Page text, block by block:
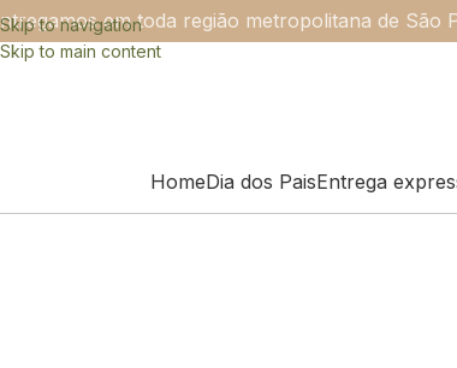
Skip to navigation
Skip to main content
em toda região metropolitana de São
HomeDia dos PaisEntrega